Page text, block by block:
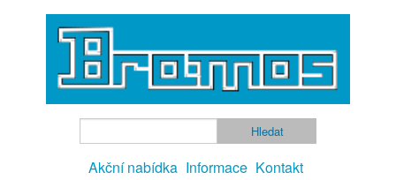
Akční nabídka Informace Kontakt